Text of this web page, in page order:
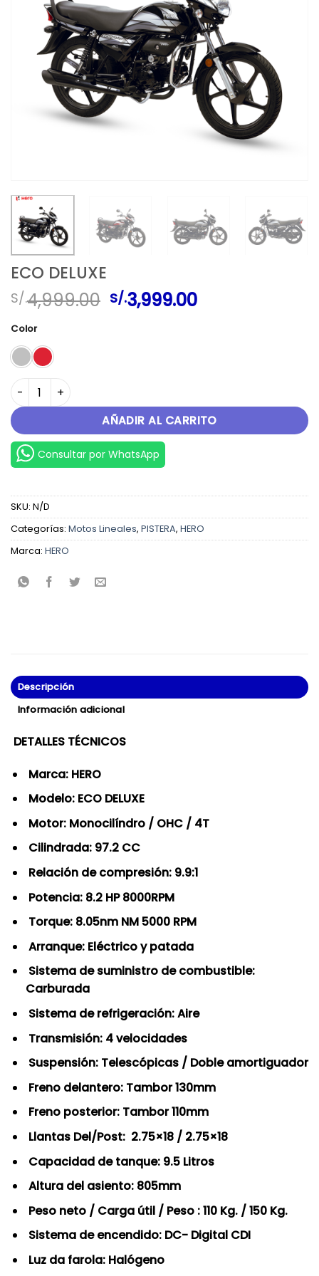
ECO DELUXE
S/.4,999.00 El
precio
S/.3,999.00El
Color
ECO DELUXE cantidad
AÑADIR AL CARRITO
Consultar por WhatsApp
SKU: N/D
Categorías: Motos Lineales, PISTERA, HERO
Marca: HERO
Descripción
Información adicional
DETALLES TÉCNICOS
Marca: HERO
Modelo: ECO DELUXE
Motor: Monocilíndro / OHC / 4T
Cilindrada: 97.2 CC
Relación de compresión: 9.9:1
Potencia: 8.2 HP 8000RPM
Torque: 8.05nm NM 5000 RPM
Arranque: Eléctrico y patada
Sistema de suministro de combustible:
Carburada
Sistema de refrigeración: Aire
Transmisión: 4 velocidades
Suspensión: Telescópicas / Doble amortiguador
Freno delantero: Tambor 130mm
Freno posterior: Tambor 110mm
Llantas Del/Post: 2.75×18 / 2.75×18
Capacidad de tanque: 9.5 Litros
Altura del asiento: 805mm
Peso neto / Carga útil / Peso : 110 Kg. / 150 Kg.
Sistema de encendido: DC- Digital CDI
Luz da farola: Halógeno